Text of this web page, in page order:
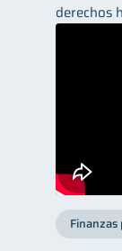
derechos
Finanzas